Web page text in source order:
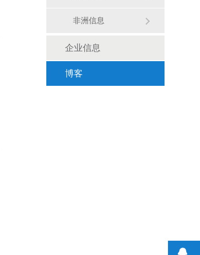
非洲信息
企业信息
博客